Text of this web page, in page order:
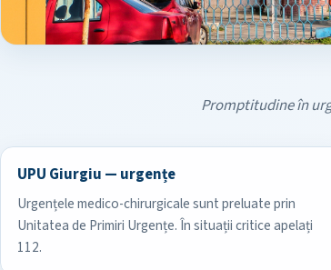
Promptitudine în
UPU Giurgiu — urgențe
Urgențele medico-chirurgicale sunt preluate prin
Unitatea de Primiri Urgențe. În situații critice apelați
112.